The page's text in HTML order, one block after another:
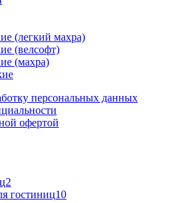
(легкий махра)
(велсофт)
(махра)
персональных данных
офертой
2
гостиниц10